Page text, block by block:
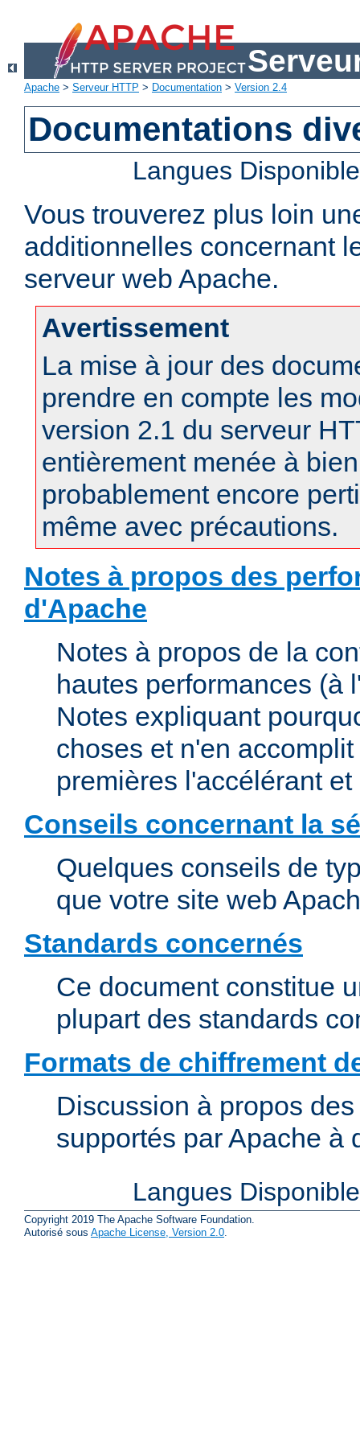
Apache > Serveur HTTP > Documentation > Version 2.4
Documentations
Langues
Vous trouverez plus loin
additionnelles concernant
serveur web Apache.
Avertissement
La mise à jour des
prendre en compte les
version 2.1 du serveur
entièrement menée à
probablement encore
même avec précautions.
Notes à propos des
d'Apache
Notes à propos de la
hautes performances (à
Notes expliquant
choses et n'en
premières l'accélérant
Conseils concernant la
Quelques conseils de
que votre site web
Standards concernés
Ce document constitue
plupart des standards
Formats de chiffrement
Discussion à propos
supportés par Apache à
Langues
Copyright 2019 The Apache Software Foundation.
Autorisé sous Apache License, Version 2.0